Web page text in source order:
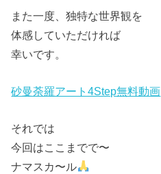
また一度、独特な世界観を
体感していただければ
幸いです。
砂曼荼羅アート4Step無料動画
それでは
今回はここまでで〜
ナマスカ〜ル